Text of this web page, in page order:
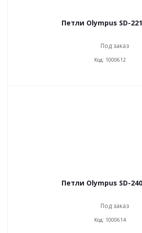
Петли Olympus SD-
Под заказ
Код: 1000612
Петли Olympus SD-
Под заказ
Код: 1000614